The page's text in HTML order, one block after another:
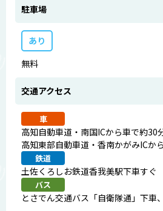
駐車場
あり
無料
交通アクセス
車
高知自動車道・南国ICから車で約30
高知東部自動車道・香南かがみICか
鉄道
土佐くろしお鉄道香我美駅下車すぐ
バス
とさでん交通バス「自衛隊通」下車